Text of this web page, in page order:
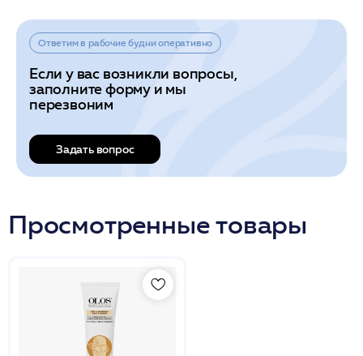
Ответим в рабочие будни оперативно
Если у вас возникли вопросы,
заполните форму и мы
перезвоним
Задать вопрос
Просмотренные товары